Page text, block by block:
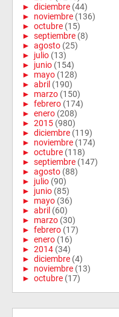
► diciembre (44)
► noviembre (136)
► octubre (15)
► septiembre (8)
► agosto (25)
► julio (13)
► junio (154)
► mayo (128)
► abril (190)
► marzo (150)
► febrero (174)
► enero (208)
► 2015 (980)
► diciembre (119)
► noviembre (174)
► octubre (118)
► septiembre (147)
► agosto (88)
► julio (90)
► junio (85)
► mayo (36)
► abril (60)
► marzo (30)
► febrero (17)
► enero (16)
► 2014 (34)
► diciembre (4)
► noviembre (13)
► octubre (17)